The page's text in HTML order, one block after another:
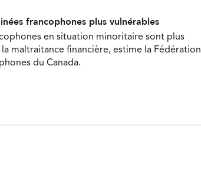
francophones plus vulnérables
en situation minoritaire sont plus
maltraitance financière, estime la Fédération
du Canada.